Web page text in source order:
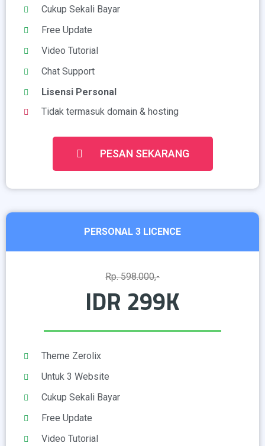
Cukup Sekali Bayar
Free Update
Video Tutorial
Chat Support
Lisensi Personal
Tidak termasuk domain & hosting
PESAN SEKARANG
PERSONAL 3 LICENCE
Rp. 598.000,-
IDR 299K
Theme Zerolix
Untuk 3 Website
Cukup Sekali Bayar
Free Update
Video Tutorial